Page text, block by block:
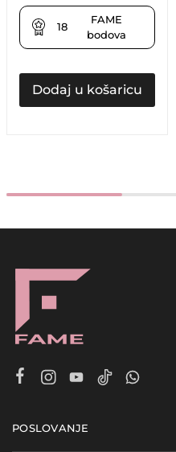
18
FAME
bodova
Dodaj u košaricu
POSLOVANJE